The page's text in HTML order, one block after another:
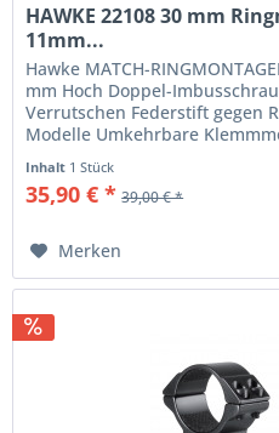
HAWKE 22108 30 mm
11mm...
Hawke MATCH-
mm Hoch Doppel-
Verrutschen Federstift gegen
Modelle Umkehrbare
Inhalt 1 Stück
35,90 € * 39,00 € *
Merken